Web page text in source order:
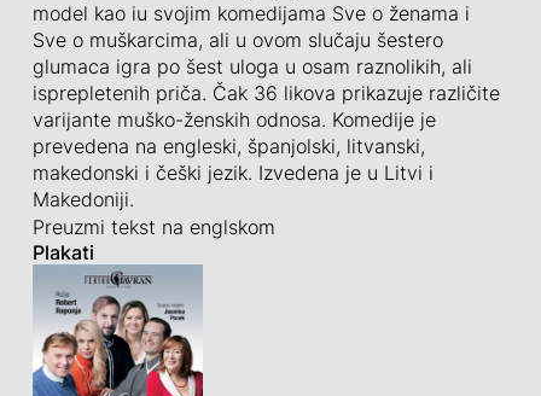
model kao iu svojim komedijama Sve o ženama i
Sve o muškarcima, ali u ovom slučaju šestero
glumaca igra po šest uloga u osam raznolikih, ali
isprepletenih priča. Čak 36 likova prikazuje različite
varijante muško-ženskih odnosa. Komedije je
prevedena na engleski, španjolski, litvanski,
makedonski i češki jezik. Izvedena je u Litvi i
Makedoniji.
Preuzmi tekst na englskom
Plakati